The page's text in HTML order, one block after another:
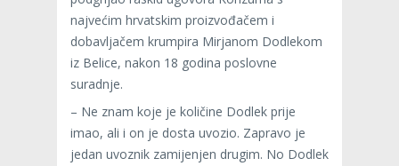
najvećim hrvatskim proizvođačem i
dobavljačem krumpira Mirjanom Dodlekom
iz Belice, nakon 18 godina poslovne
suradnje.
– Ne znam koje je količine Dodlek prije
imao, ali i on je dosta uvozio. Zapravo je
jedan uvoznik zamijenjen drugim. No Dodlek